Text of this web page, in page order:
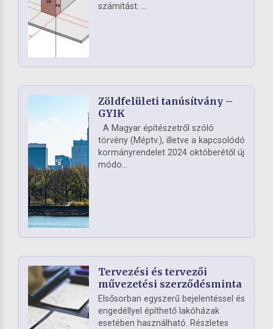
számítást. ...
Zöldfelületi tanúsítvány –
GYIK
A Magyar építészetről szóló
törvény (Méptv.), illetve a kapcsolódó
kormányrendelet 2024 októberétől új
módo...
Tervezési és tervezői
művezetési szerződésminta
Elsősorban egyszerű bejelentéssel és
engedéllyel építhető lakóházak
esetében használható. Részletes